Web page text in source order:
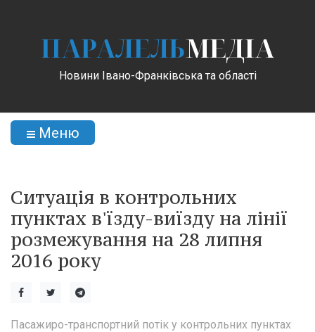
ПАРАЛЕЛЬМЕДІА
Новини Івано-Франківська та області
Меню
Ситуація в контрольних
пунктах в'їзду-виїзду на лінії
розмежування на 28 липня
2016 року
Пасажиро-транспортний потік у контрольних пунктах